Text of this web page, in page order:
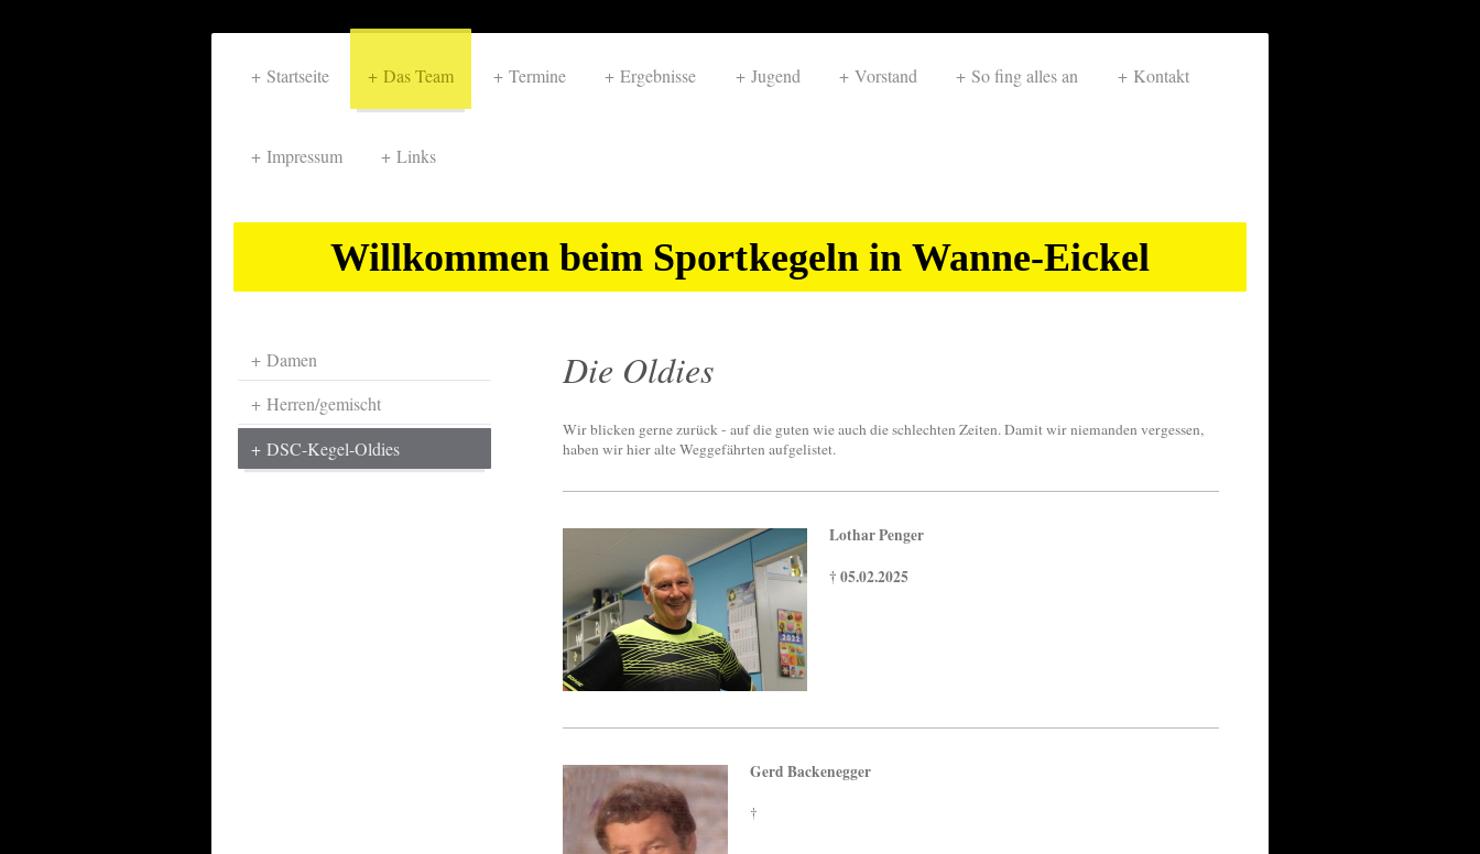
Startseite Das Team Termine Ergebnisse Jugend Vorstand So fing alles an Kontakt
Impressum Links
Willkommen beim Sportkegeln in Wanne-Eickel
Die Oldies
Wir blicken gerne zurück - auf die guten wie auch die schlechten Zeiten. Damit wir niemanden vergessen,
haben wir hier alte Weggefährten aufgelistet.
Lothar Penger
† 05.02.2025
Gerd Backenegger
†
Damen
Herren/gemischt
DSC-Kegel-Oldies